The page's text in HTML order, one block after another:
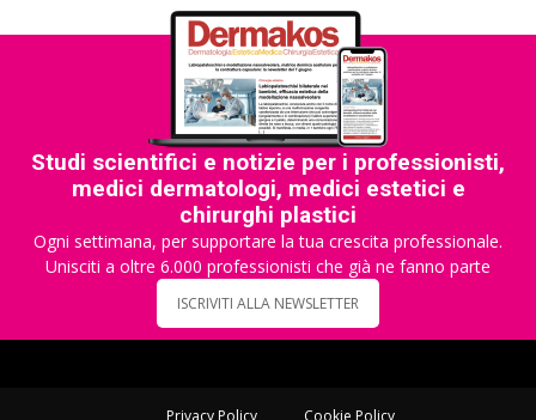
Studi scientifici e notizie per i professionisti,
medici dermatologi, medici estetici e
chirurghi plastici
Ogni settimana, per supportare la tua crescita professionale.
Unisciti a oltre 6.000 professionisti che già ne fanno parte
ISCRIVITI ALLA NEWSLETTER